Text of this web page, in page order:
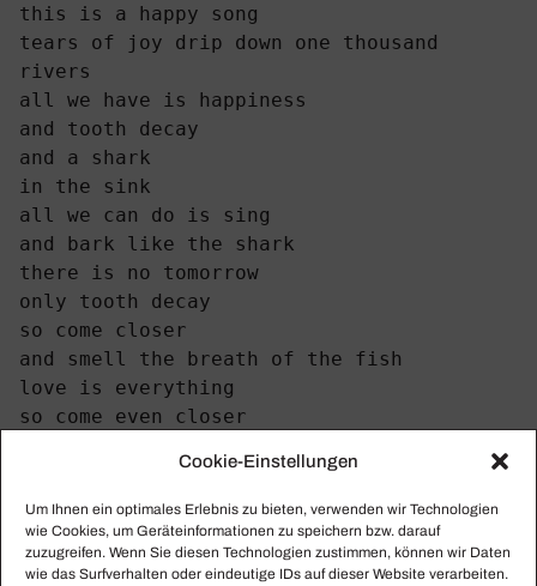
Cookie-Einstellungen
Um Ihnen ein optimales Erlebnis zu bieten, verwenden wir Technologien
wie Cookies, um Geräteinformationen zu speichern bzw. darauf
zuzugreifen. Wenn Sie diesen Technologien zustimmen, können wir Daten
wie das Surfverhalten oder eindeutige IDs auf dieser Website verarbeiten.
this is a happy song
tears of joy drip down one thousand
rivers
all we have is happiness
and tooth decay
and a shark
in the sink
all we can do is sing
and bark like the shark
there is no tomorrow
only tooth decay
so come closer
and smell the breath of the fish
love is everything
so come even closer
Meine Kompo­si­tion
mit ALYSIA